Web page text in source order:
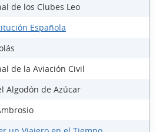
de los Clubes Leo
Española
de la Aviación Civil
Algodón de Azúcar